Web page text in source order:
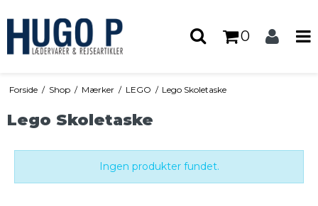
0
Forside / Shop / Mærker / LEGO / Lego Skoletaske
Lego Skoletaske
Ingen produkter fundet.